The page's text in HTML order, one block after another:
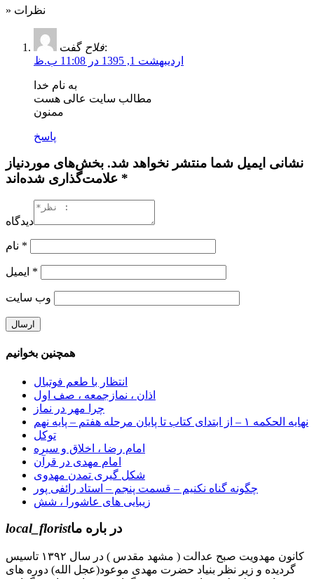
» نظرات
فلاحگفت:
اردیبهشت 1, 1395 در 11:08 ب.ظ
به نام خدا
مطالب سایت عالی هست
ممنون
پاسخ
نشانی ایمیل شما منتشر نخواهد شد. بخش‌های موردنیاز
علامت‌گذاری شده‌اند *
دیدگاه
*
*
وب‌ سایت
همچنین بخوانیم
انتظار با طعم فوتبال
اذان ، نمازجمعه ، صف اول
چرا مهر در نماز
نهایه الحکمه ۱ – از ابتدای کتاب تا پایان مرحله هفتم – پایه نهم
توکل
امام رضا ، اخلاق و سیره
امام مهدی در قرآن
شکل گیری تمدن مهدوی
چگونه گناه نکنیم – قسمت پنجم – استاد رائفی پور
زیبایی های عاشورا ، شش
local_floristدر باره ما
کانون مهدویت صبح عدالت ( مشهد مقدس ) در سال ۱۳۹۲ تاسیس
گردیده و زیر نظر بنیاد حضرت مهدی موعود(عجل الله) دوره های